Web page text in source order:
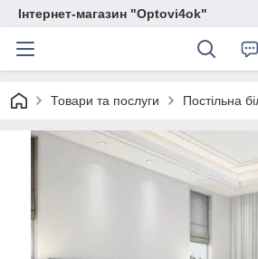
Інтернет-магазин "Optovi4ok"
Товари та послуги Постільна